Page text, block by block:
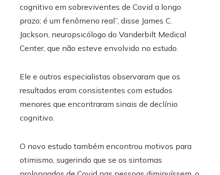
cognitivo em sobreviventes de Covid a longo
prazo; é um fenômeno real”, disse James C.
Jackson, neuropsicólogo do Vanderbilt Medical
Center, que não esteve envolvido no estudo.
Ele e outros especialistas observaram que os
resultados eram consistentes com estudos
menores que encontraram sinais de declínio
cognitivo.
O novo estudo também encontrou motivos para
otimismo, sugerindo que se os sintomas